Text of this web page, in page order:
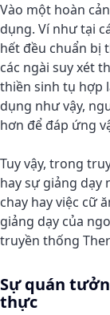
Vào một hoàn
dụng. Ví như tại
hết đều chuẩn bị
các ngài suy xét
thiền sinh tụ hợp
dụng như vậy,
hơn để đáp ứng
Tuy vậy, trong
hay sự giảng dạy
chay hay việc cữ
giảng dạy của
truyền thống
Sự quán
thực